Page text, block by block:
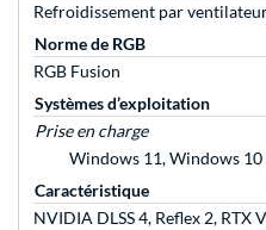
Refroidissement par
Norme de RGB
RGB Fusion
Systèmes d’exploitation
Prise en charge
Windows 11, Windows 10
Caractéristique
NVIDIA DLSS 4, Reflex 2, RTX